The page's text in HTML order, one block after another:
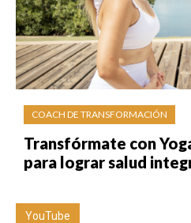
COACH DE TRANSFORMACIÓN
Transfórmate con
para lograr salud
YouTube